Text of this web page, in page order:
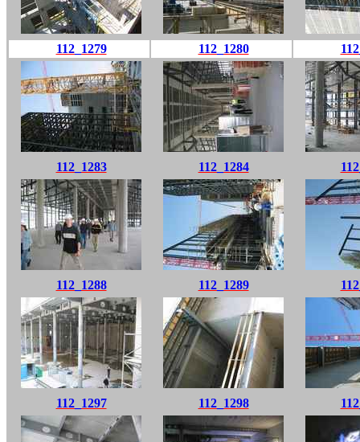
112_1279 112_1280
112_1283 112_1284
112_1288 112_1289
112_1297 112_1298